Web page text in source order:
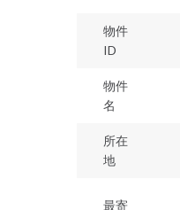
物件
ID
物件
名
所在
地
最寄